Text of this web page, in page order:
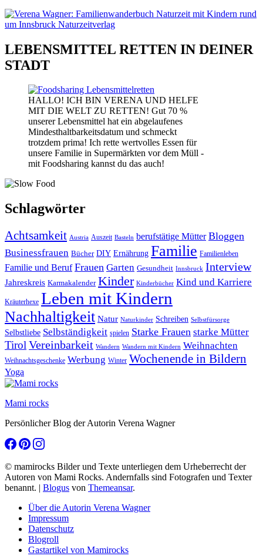
LEBENSMITTEL RETTEN IN DEINER
STADT
HALLO! ICH BIN VERENA UND HELFE
MIT DIE WELT ZU RETTEN! Gut 70 %
unserer Lebensmittel hat ein abgelaufenes
Mindesthaltbarkeitsdatum und schmeckt
trotzdem prima! Ich rette wertvolles Essen für
unsere Familie in Supermärkten vor dem Müll -
mit Foodsharing kannst du das auch!
Schlagwörter
Achtsamkeit Austria Auszeit Basteln berufstätige Mütter Bloggen
Businessfrauen Bücher DIY Ernährung Familie Familienleben
Familie und Beruf Frauen Garten Gesundheit Innsbruck Interview
Jahreskreis Karmakalender Kinder Kinderbücher Kind und Karriere
Kräuterhexe Leben mit Kindern
Nachhaltigkeit Natur Naturkinder Schreiben Selbstfürsorge
Selbstliebe Selbständigkeit spielen Starke Frauen starke Mütter
TirolVereinbarkeit Wandern Wandern mit Kindern Weihnachten
Weihnachtsgeschenke Werbung Winter Wochenende in Bildern
Yoga
Mami rocks
Persönlicher Blog der Autorin Verena Wagner
© mamirocks Bilder und Texte unterliegen dem Urheberrecht der
Autoren von Mami Rocks. Andernfalls sind Fotografen und Texter
benannt. | Blogus von Themeansar.
Über die Autorin Verena Wagner
Impressum
Datenschutz
Blogroll
Gastartikel von Mamirocks